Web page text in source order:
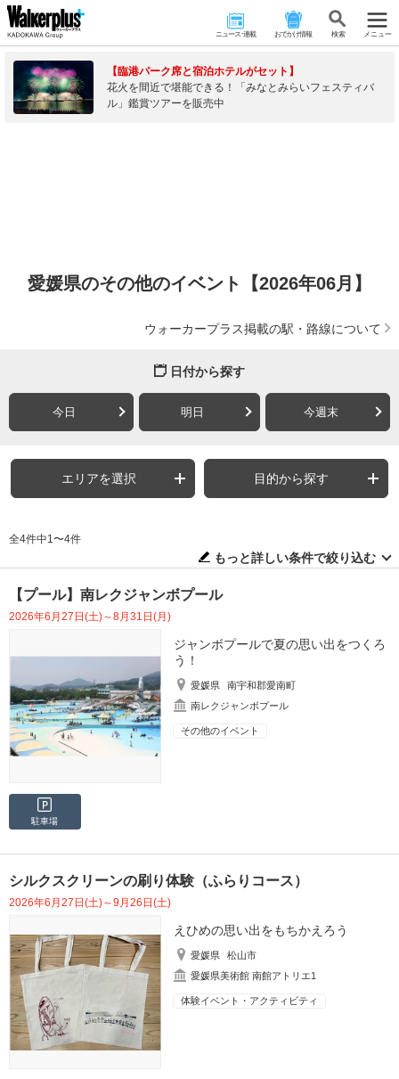
ニュース･連載 おでかけ情報 検 索 メニュー
【臨港パーク席と宿泊ホテルがセット】
花火を間近で堪能できる！「みなとみらいフェスティバ
ル」鑑賞ツアーを販売中
愛媛県のその他のイベント【2026年06月】
ウォーカープラス掲載の駅・路線について
日付から探す
今日 明日 今週末
エリアを選択 目的から探す
全4件中1〜4件
もっと詳しい条件で絞り込む
【プール】南レクジャンボプール
2026年6月27日(土)～8月31日(月)
ジャンボプールで夏の思い出をつくろ
う！
愛媛県
南宇和郡愛南町
南レクジャンボプール
その他のイベント
駐車場
シルクスクリーンの刷り体験（ふらりコース）
2026年6月27日(土)～9月26日(土)
えひめの思い出をもちかえろう
愛媛県
松山市
愛媛県美術館 南館アトリエ1
体験イベント・アクティビティ